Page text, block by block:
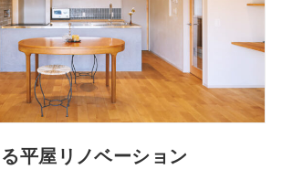
平屋リノベーション